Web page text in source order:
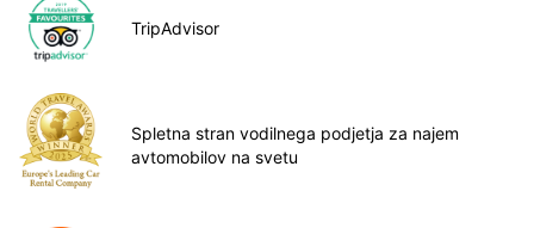
TripAdvisor
Spletna stran vodilnega podjetja za najem
avtomobilov na svetu